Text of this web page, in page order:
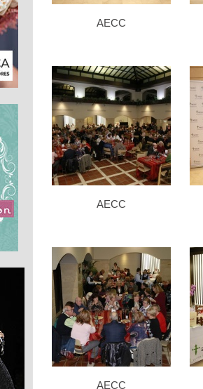
AECC
AECC
AECC